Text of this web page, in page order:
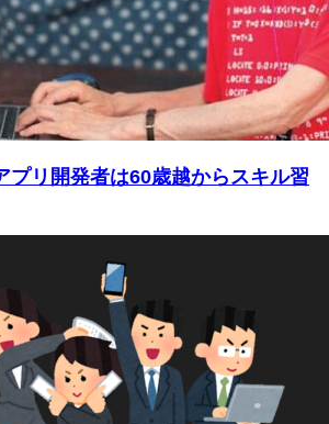
プリ開発者は60歳越からスキル習